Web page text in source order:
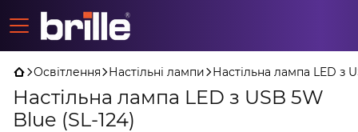
Освітлення Настільні лампи Настільна лампа LED з
Настільна лампа LED з USB 5W
Blue (SL-124)